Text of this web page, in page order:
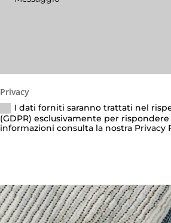
Privacy
I dati forniti saranno trattati nel
(GDPR) esclusivamente per
informazioni consulta la nostra Privacy